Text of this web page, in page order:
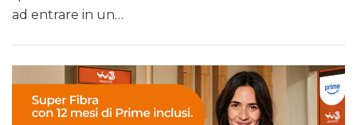
ad entrare in un…